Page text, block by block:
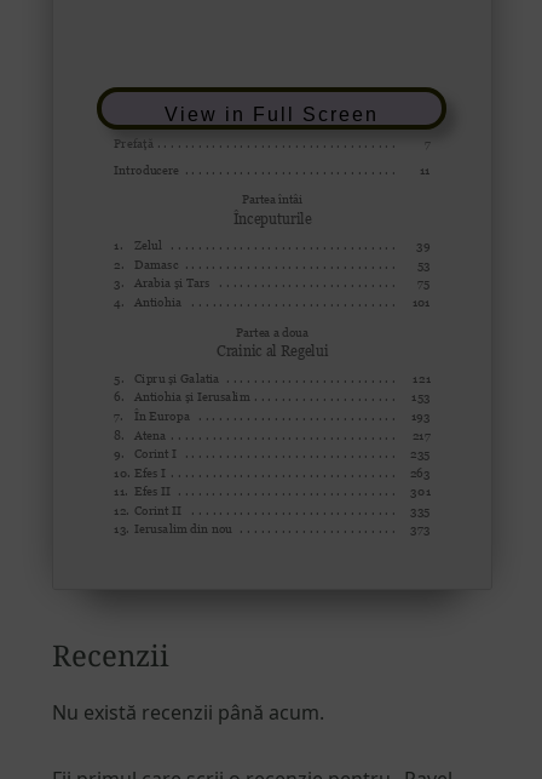
View in Full Screen
Recenzii
Nu există recenzii până acum.